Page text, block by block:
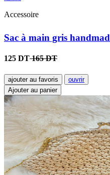
Accessoire
Sac à main gris
125 DT165 DT
ajouter au favoris
ouvrir
Ajouter au panier